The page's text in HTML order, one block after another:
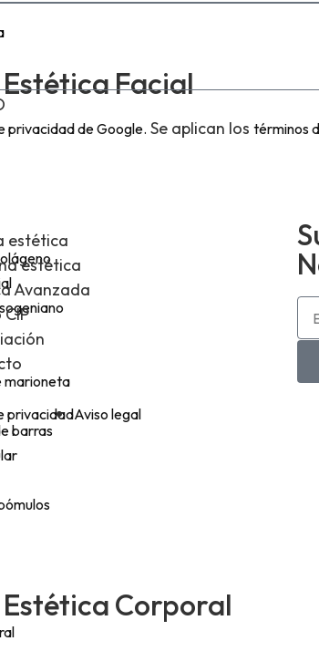
Facial
marioneta
barras
Corporal
privacidad de Google. Se aplican los términos
estética
estética
Avanzada
privacidadAviso legal